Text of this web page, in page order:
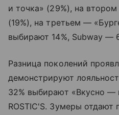
и точка» (29%), на
(19%), на третьем —
выбирают 14%, Subway —
Разница поколений
демонстрируют
32% выбирают «Вкусно —
ROSTIC'S. Зумеры отдают